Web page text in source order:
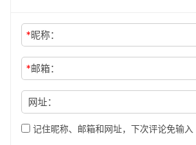
*昵称：
*邮箱：
网址：
记住昵称、邮箱和网址，下次评论免输入